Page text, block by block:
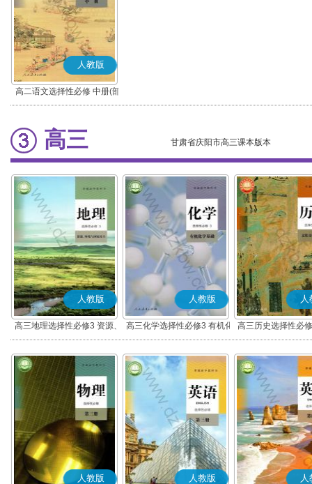
人教版
高二语文选择性必修 中册(部
编版)
高三 甘肃省庆阳市高三课本版本
人教版
高三地理选择性必修3 资源、
环境与国家安全
人教版
高三化学选择性必修3 有机化
学基础
人
高三历史选择性必
流与传播(部
人教版 人教版 人